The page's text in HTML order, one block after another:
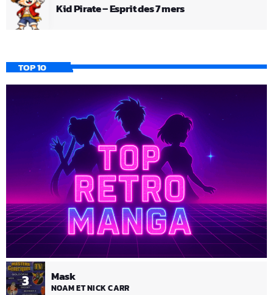
Kid Pirate – Esprit des 7 mers
TOP 10
3 Mask
NOAM ET NICK CARR